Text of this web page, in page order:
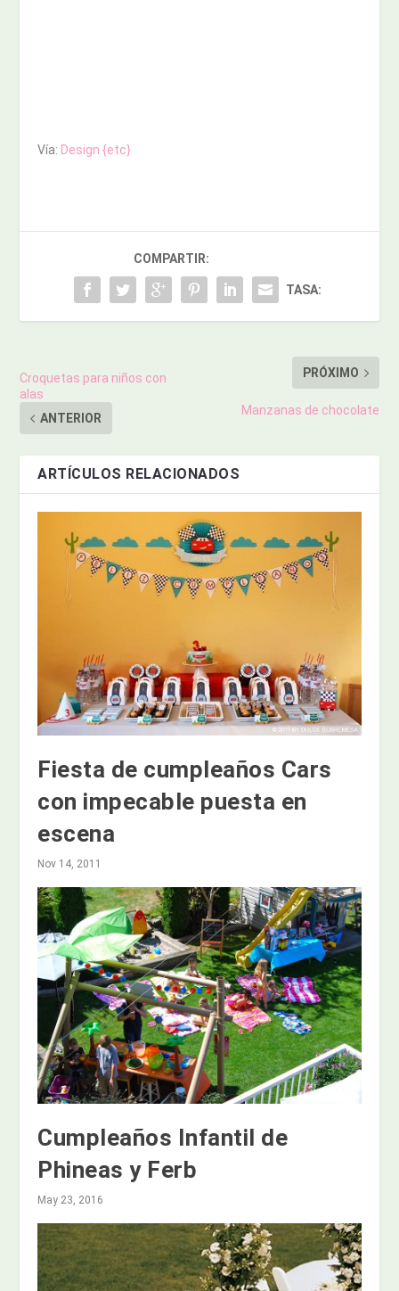
Vía: Design {etc}
COMPARTIR:
TASA:
Croquetas para niños con
alas
ANTERIOR
PRÓXIMO
Manzanas de chocolate
ARTÍCULOS RELACIONADOS
Fiesta de cumpleaños Cars
con impecable puesta en
escena
Nov 14, 2011
Cumpleaños Infantil de
Phineas y Ferb
May 23, 2016